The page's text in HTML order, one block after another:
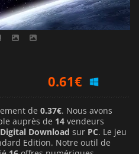
0.61€
1.61€
de 0.37€. Nous avons
auprès de 14 vendeurs
Download sur PC. Le jeu
Edition. Notre outil de